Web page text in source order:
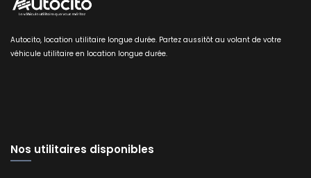
Autocito, location utilitaire longue durée. Partez aussitôt au volant de votre
véhicule utilitaire en location longue durée.
Nos utilitaires disponibles